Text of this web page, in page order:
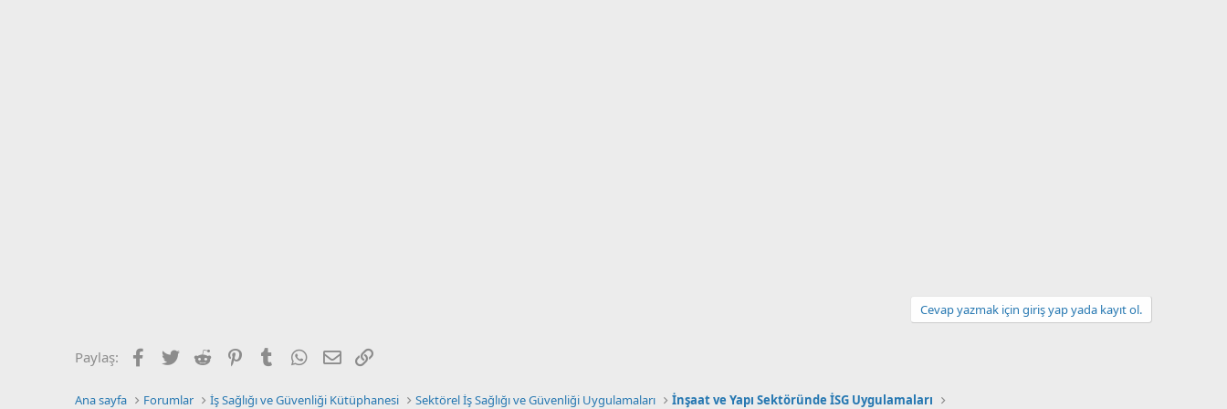
Cevap yazmak için giriş yap yada kayıt ol.
Paylaş: Facebook
Twitter Reddit PinterestTumblr WhatsApp
E-posta
Ana sayfa Forumlar İş Sağlığı ve Güvenliği Kütüphanesi Sektörel İş Sağlığı ve Güvenliği Uygulamaları İnşaat ve Yapı Sektöründe İSG Uygulamaları